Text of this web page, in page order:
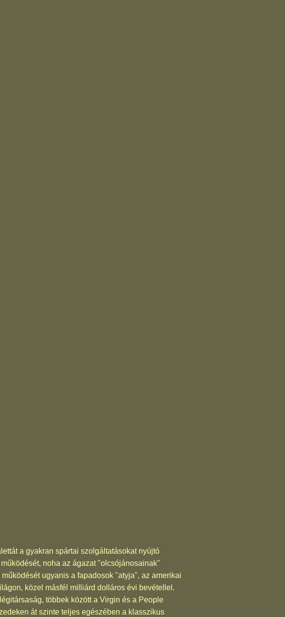
a gyakran spártai szolgáltatásokat nyújtó
noha az ágazat "olcsójánosainak"
ugyanis a fapadosok "atyja", az amerikai
közel másfél milliárd dolláros évi bevétellel.
többek között a Virgin és a People
át szinte teljes egészében a klasszikus